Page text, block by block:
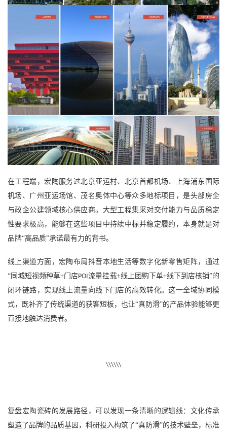
在工程端，宏陶服务过北京亚运村、北京首都机场、上海浦东国际
机场、广州亚运场馆、茂名奥体中心等众多地标项目，是头部房企
与政企公建领域核心供应商。大型工程集采对交付能力与品质稳定
性要求极高，能够在这些项目中持续中标并稳定履约，本身就是对
品牌“高品质”承诺最有力的背书。
线上渠道方面，宏陶布局抖音本地生活等数字化新零售矩阵，通过
“同城短视频种草+门店POI流量挂载+线上团购下单+线下到店核销”的
闭环链路，实现线上流量向线下门店的高效转化。这一全域协同模
式，既补齐了传统渠道的获客短板，也让“真防滑”的产品体验能够更
直接地触达消费者。
\\\\\\
复盘宏陶瓷砖的发展路径，可以发现一条清晰的逻辑线：文化传承
塑造了品牌的品质基因，科研投入构筑了“真防滑”的技术壁垒，标准